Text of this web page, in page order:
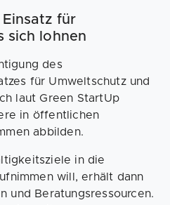
für
sich lohnen
des
für Umweltschutz und
laut Green StartUp
in öffentlichen
abbilden.
in die
will, erhält dann
und Beratungsressourcen.